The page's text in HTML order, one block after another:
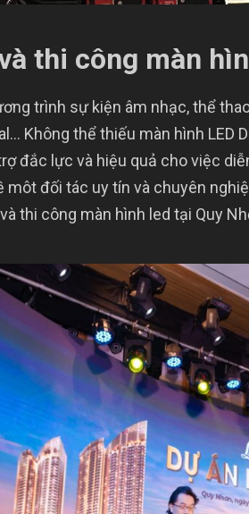
thi công màn
trình sự kiện âm nhạc, thể
Không thể thiếu màn hình LED
đắc lực và hiệu quả cho việc
môt đối tác uy tín và chuyên
thi công màn hình led tại Quy